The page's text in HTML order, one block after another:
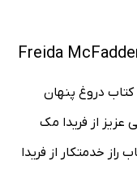
کتاب دروغ پنهان
عزیز از فریدا مک
خدمتکار از فریدا